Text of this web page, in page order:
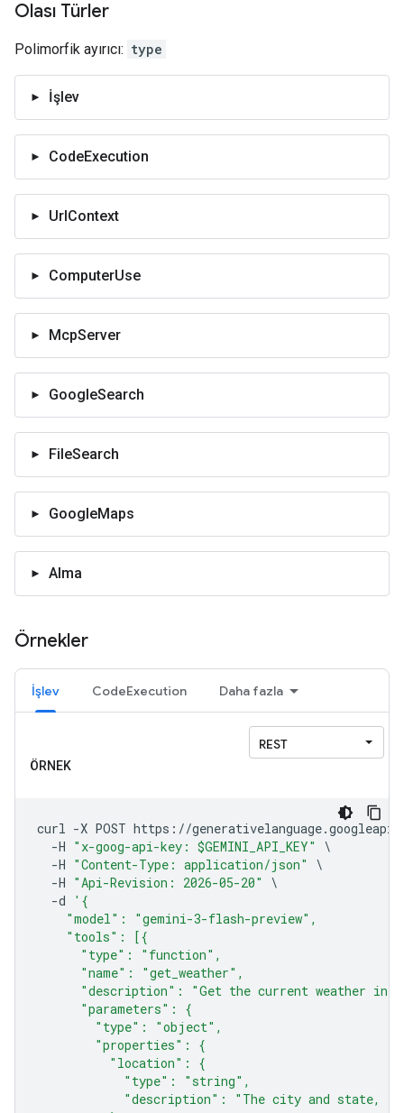
Olası Türler
Polimorfik ayırıcı: type
İşlev
CodeExecution
UrlContext
ComputerUse
McpServer
GoogleSearch
FileSearch
GoogleMaps
Alma
Örnekler
İşlev CodeExecution Daha fazla